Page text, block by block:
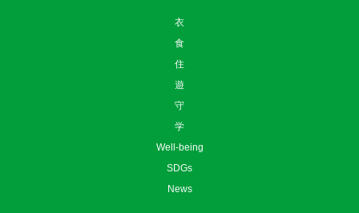
衣
食
住
遊
守
学
Well-being
SDGs
News